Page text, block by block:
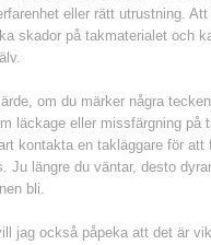
eller rätt utrustning.
skador på takmaterialet och
om du märker några
läckage eller missfärgning på
kontakta en takläggare för att
Ju längre du väntar, desto
bli.
jag också påpeka att det är